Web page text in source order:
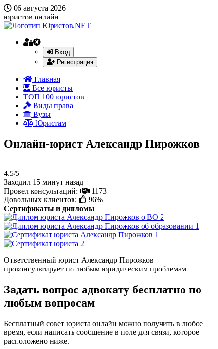
06 августа 2026
юристов онлайн
Вход
Регистрация
Главная
Все юристы
ТОП 100 юристов
Виды права
Вузы
Юристам
Онлайн-юрист Александр Пирожков
4.5/5
Заходил 15 минут назад
Провел консультаций:
1173
Довольных клиентов:
96%
Сертификаты и дипломы
Ответственный юрист Александр Пирожков
проконсультирует по любым юридическим проблемам.
Задать вопрос адвокату бесплатно по
любым вопросам
Бесплатный совет юриста онлайн можно получить в любое
время, если написать сообщение в поле для связи, которое
расположено ниже.